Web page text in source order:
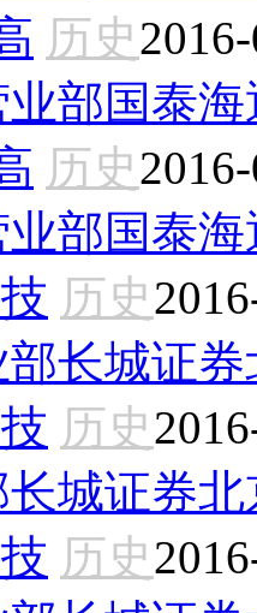
历史
部国泰
历史
部国泰
历史
长城证
历史
长城证券
历史